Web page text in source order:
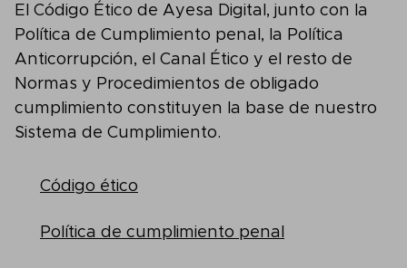
El Código Ético de Ayesa Digital, junto con la
Política de Cumplimiento penal, la Política
Anticorrupción, el Canal Ético y el resto de
Normas y Procedimientos de obligado
cumplimiento constituyen la base de nuestro
Sistema de Cumplimiento.
Código ético
Política de cumplimiento penal